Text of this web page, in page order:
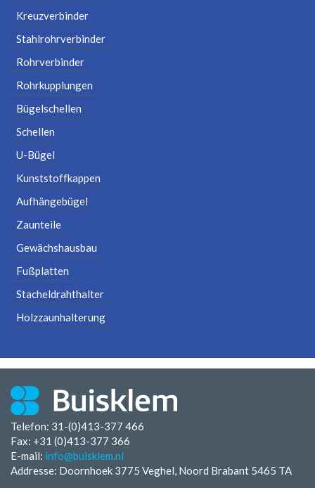
Kreuzverbinder
Stahlrohrverbinder
Rohrverbinder
Rohrkupplungen
Bügelschellen
Schellen
U-Bügel
Kunststoffkappen
Aufhängebügel
Zaunteile
Gewächshausbau
Fußplatten
Stacheldrahthalter
Holzzaunhalterung
Telefon: 31-(0)413-377 466
Fax: +31 (0)413-377 366
E-mail: info@buisklem.nl
Addresse: Doornhoek 3775 Veghel, Noord Brabant 5465 TA